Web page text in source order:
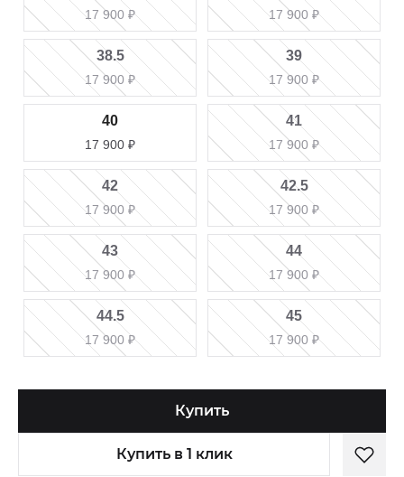
17 900 ₽ 17 900 ₽
38.5
17 900 ₽
39
17 900 ₽
40
17 900 ₽
41
17 900 ₽
42
17 900 ₽
42.5
17 900 ₽
43
17 900 ₽
44
17 900 ₽
44.5
17 900 ₽
45
17 900 ₽
Купить
Купить в 1 клик